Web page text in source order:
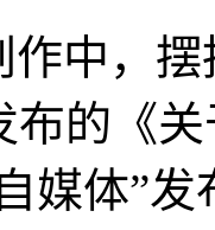
，摆
布的《
媒体”